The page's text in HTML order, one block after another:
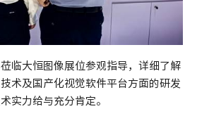
临大恒图像展位参观指导，详细了解
术及国产化视觉软件平台方面的研发
实力给与充分肯定。